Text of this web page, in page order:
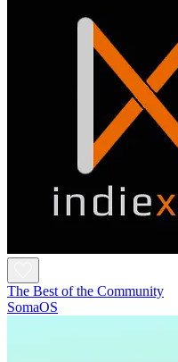
The Best of the Community
SomaOS